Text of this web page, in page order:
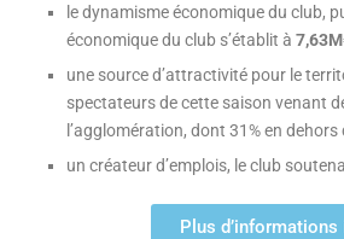
le dynamisme économique du club,
économique du club s’établit à
une source d’attractivité pour le
spectateurs de cette saison venant
l’agglomération, dont 31% en
un créateur d’emplois, le club
Plus d’informations